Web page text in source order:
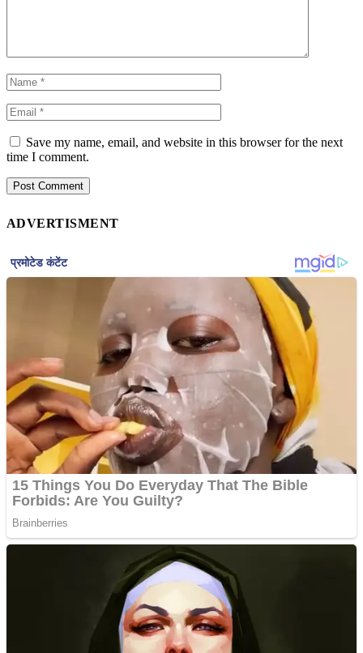
Save my name, email, and website in this browser for the next
time I comment.
ADVERTISMENT